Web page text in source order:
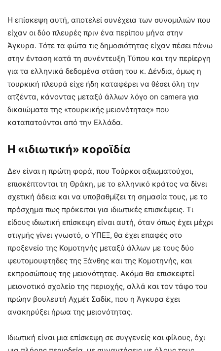
Η επίσκεψη αυτή, αποτελεί συνέχεια των συνομιλιών που
είχαν οι δύο πλευρές πριν ένα περίπου μήνα στην
Άγκυρα. Τότε τα φώτα τις δημοσιότητας είχαν πέσει πάνω
στην ένταση κατά τη συνέντευξη Τύπου και την περίεργη
για τα ελληνικά δεδομένα στάση του κ. Δένδια, όμως η
τουρκική πλευρά είχε ήδη καταφέρει να θέσει όλη την
ατζέντα, κάνοντας μεταξύ άλλων λόγο on camera για
δικαιώματα της «τουρκικής μειονότητας» που
καταπατούνται από την Ελλάδα.
Η «ιδιωτική» κοροϊδία
Δεν είναι η πρώτη φορά, που Τούρκοι αξιωματούχοι,
επισκέπτονται τη Θράκη, με το ελληνικό κράτος να δίνει
σχετική άδεια και να υποβαθμίζει τη σημασία τους, με το
πρόσχημα πως πρόκειται για ιδιωτικές επισκέψεις. Τι
είδους ιδιωτική επίσκεψη είναι αυτή, όταν όπως έχει μέχρι
στιγμής γίνει γνωστό, ο ΥΠΕΞ, θα έχει επαφές στο
προξενείο της Κομοτηνής μεταξύ άλλων με τους δύο
ψευτομουφτηδες της Ξάνθης και της Κομοτηνής, και
εκπροσώπους της μειονότητας. Ακόμα θα επισκεφτεί
μειονοτικό σχολείο της περιοχής, αλλά και τον τάφο του
πρώην βουλευτή Αχμέτ Σαδίκ, που η Άγκυρα έχει
ανακηρύξει ήρωα της μειονότητας.
Ιδιωτική είναι μια επίσκεψη σε συγγενείς και φίλους, όχι